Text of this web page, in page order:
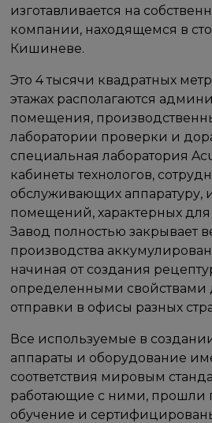
изготавливается на
компании, находящемся в
Кишиневе.
Это 4 тысячи квадратных
этажах располагаются
помещения,
лаборатории проверки и
специальная лаборатория
кабинеты технологов,
обслуживающих аппаратуру,
помещений, характерных
Завод полностью закрывает
производства
начиная от создания
определенными свойствами
отправки в офисы разных
Все используемые в
аппараты и оборудование
соответствия мировым
работающие с ними, прошли
обучение и